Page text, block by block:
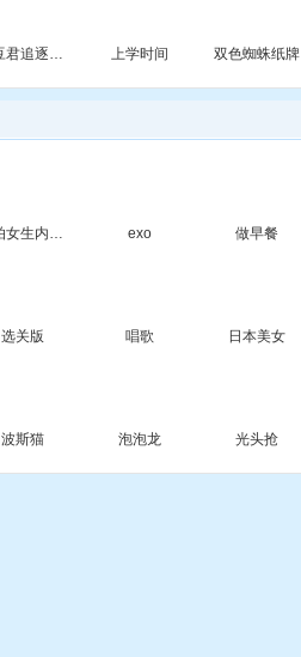
土豆君追逐爱情2 上学时间 双色蜘蛛纸牌
偷拍女生内裤的变态游戏 exo 做早餐
选关版 唱歌 日本美女
波斯猫 泡泡龙 光头抢